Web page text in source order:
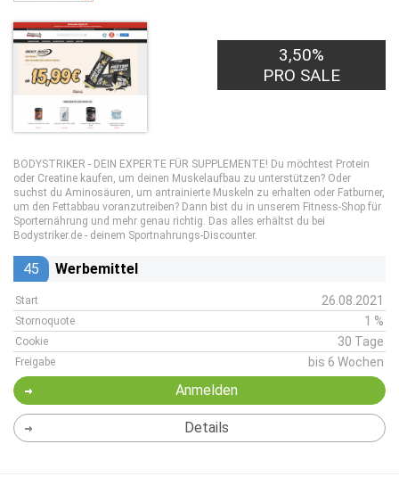
3,50%
PRO SALE
BODYSTRIKER - DEIN EXPERTE FÜR SUPPLEMENTE! Du möchtest Protein
oder Creatine kaufen, um deinen Muskelaufbau zu unterstützen? Oder
suchst du Aminosäuren, um antrainierte Muskeln zu erhalten oder Fatburner,
um den Fettabbau voranzutreiben? Dann bist du in unserem Fitness-Shop für
Sporternährung und mehr genau richtig. Das alles erhältst du bei
Bodystriker.de - deinem Sportnahrungs-Discounter.
45 Werbemittel
Start 26.08.2021
Stornoquote 1 %
Cookie 30 Tage
Freigabe bis 6 Wochen
Anmelden
Details